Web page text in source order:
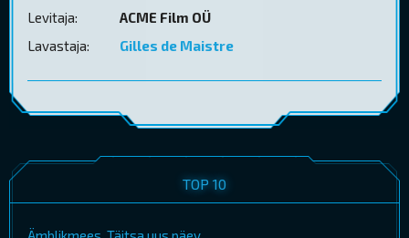
Levitaja:
ACME Film OÜ
Lavastaja:
Gilles de Maistre
TOP 10